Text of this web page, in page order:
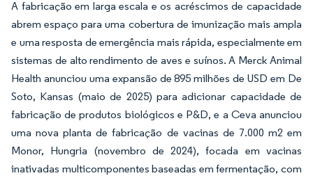
A fabricação em larga escala e os acréscimos de capacidade
abrem espaço para uma cobertura de imunização mais ampla
e uma resposta de emergência mais rápida, especialmente em
sistemas de alto rendimento de aves e suínos. A Merck Animal
Health anunciou uma expansão de 895 milhões de USD em De
Soto, Kansas (maio de 2025) para adicionar capacidade de
fabricação de produtos biológicos e P&D, e a Ceva anunciou
uma nova planta de fabricação de vacinas de 7.000 m2 em
Monor, Hungria (novembro de 2024), focada em vacinas
inativadas multicomponentes baseadas em fermentação, com